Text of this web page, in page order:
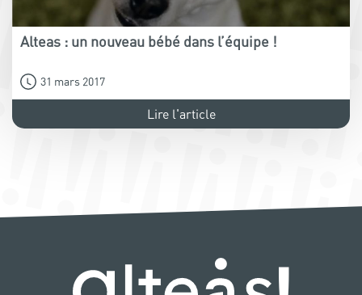
Alteas : un nouveau bébé dans l’équipe !
31 mars 2017
Lire l'article